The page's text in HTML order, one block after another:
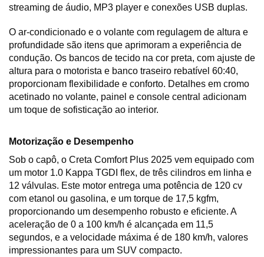
streaming de áudio, MP3 player e conexões USB duplas.
O ar-condicionado e o volante com regulagem de altura e
profundidade são itens que aprimoram a experiência de
condução. Os bancos de tecido na cor preta, com ajuste de
altura para o motorista e banco traseiro rebatível 60:40,
proporcionam flexibilidade e conforto. Detalhes em cromo
acetinado no volante, painel e console central adicionam
um toque de sofisticação ao interior.
Motorização e Desempenho
Sob o capô, o Creta Comfort Plus 2025 vem equipado com
um motor 1.0 Kappa TGDI flex, de três cilindros em linha e
12 válvulas. Este motor entrega uma potência de 120 cv
com etanol ou gasolina, e um torque de 17,5 kgfm,
proporcionando um desempenho robusto e eficiente. A
aceleração de 0 a 100 km/h é alcançada em 11,5
segundos, e a velocidade máxima é de 180 km/h, valores
impressionantes para um SUV compacto.